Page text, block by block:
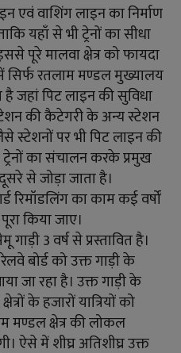
एवं वाशिंग लाइन का निर्माण
यहाँ से भी ट्रेनों का सीधा
पूरे मालवा क्षेत्र को फायदा
सिर्फ रतलाम मण्डल मुख्यालय
जहां पिट लाइन की सुविधा
की कैटेगरी के अन्य स्टेशन
स्टेशनों पर भी पिट लाइन की
का संचालन करके प्रमुख
से जोड़ा जाता है।
रिमॉडलिंग का काम कई वर्षों
किया जाए।
3 वर्ष से प्रस्तावित है।
बोर्ड को उक्त गाड़ी के
जा रहा है। उक्त गाड़ी के
के हजारों यात्रियों को
मण्डल क्षेत्र की लोकल
ऐसे में शीघ्र अतिशीघ्र उक्त